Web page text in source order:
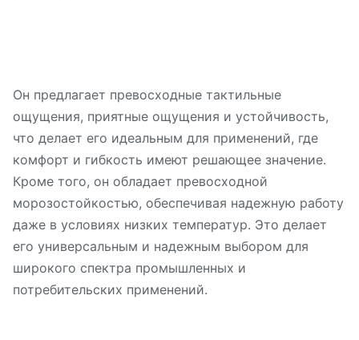
Он предлагает превосходные тактильные
ощущения, приятные ощущения и устойчивость,
что делает его идеальным для применений, где
комфорт и гибкость имеют решающее значение.
Кроме того, он обладает превосходной
морозостойкостью, обеспечивая надежную работу
даже в условиях низких температур. Это делает
его универсальным и надежным выбором для
широкого спектра промышленных и
потребительских применений.